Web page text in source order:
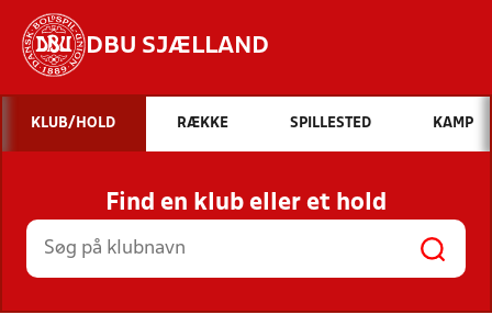
DBU SJÆLLAND
Hvad vil du søge efter?
INDHOLD OG NYHEDER
STILLINGER, RESULTATER, KLUBBER OG
HOLD
KLUB/HOLD RÆKKE SPILLESTED KAMP
Find en klub eller et hold